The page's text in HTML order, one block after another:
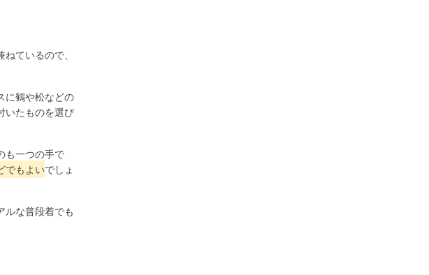
ているので、
に鶴や松などの
いたものを選び
も一つの手で
でもよいでしょ
ルな普段着でも